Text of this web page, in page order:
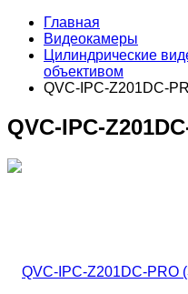
Главная
Видеокамеры
Цилиндрические
объективом
QVC-IPC-Z201DC-
QVC-IPC-